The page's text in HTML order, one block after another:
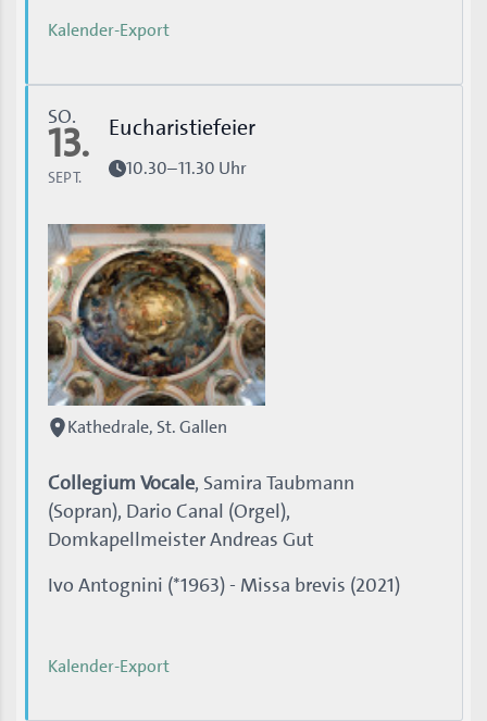
Kalender-Export
SO.
13.
SEPT.
Eucharistiefeier
10.30–11.30 Uhr
Kathedrale, St. Gallen
Collegium Vocale, Samira Taubmann
(Sopran), Dario Canal (Orgel),
Domkapellmeister Andreas Gut
Ivo Antognini (*1963) - Missa brevis (2021)
Kalender-Export